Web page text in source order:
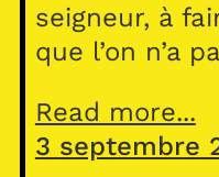
seigneur, à
que l’on n’a
Read more...
3 septembre